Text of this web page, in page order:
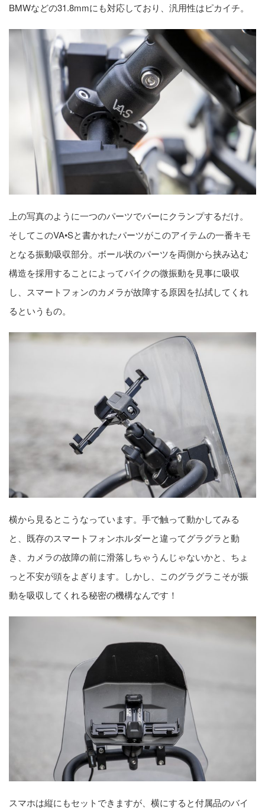
BMWなどの31.8mmにも対応しており、汎用性はピカイチ。
上の写真のように一つのパーツでバーにクランプするだけ。
そしてこのVA•Sと書かれたパーツがこのアイテムの一番キモ
となる振動吸収部分。ボール状のパーツを両側から挟み込む
構造を採用することによってバイクの微振動を見事に吸収
し、スマートフォンのカメラが故障する原因を払拭してくれ
るというもの。
横から見るとこうなっています。手で触って動かしてみる
と、既存のスマートフォンホルダーと違ってグラグラと動
き、カメラの故障の前に滑落しちゃうんじゃないかと、ちょ
っと不安が頭をよぎります。しかし、このグラグラこそが振
動を吸収してくれる秘密の機構なんです！
スマホは縦にもセットできますが、横にすると付属品のバイ